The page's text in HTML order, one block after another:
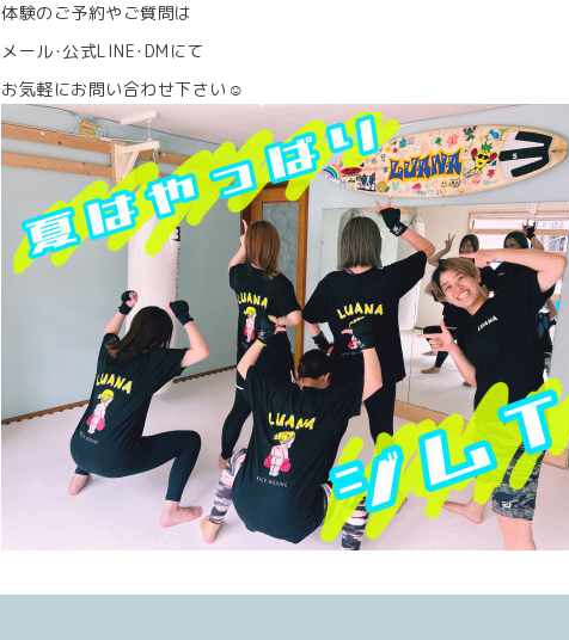
体験のご予約やご質問は
メール･公式LINE･DMにて
お気軽にお問い合わせ下さい☺️